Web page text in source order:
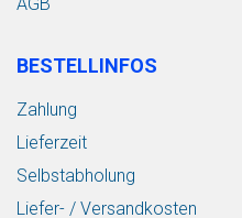
BESTELLINFOS
Zahlung
Lieferzeit
Selbstabholung
Liefer- / Versandkosten